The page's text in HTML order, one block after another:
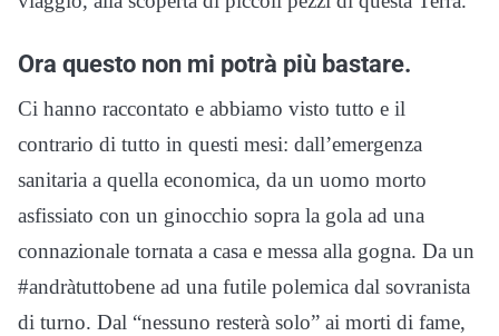
Ora questo non mi potrà più bastare.
Ci hanno raccontato e abbiamo visto tutto e il
contrario di tutto in questi mesi: dall’emergenza
sanitaria a quella economica, da un uomo morto
asfissiato con un ginocchio sopra la gola ad una
connazionale tornata a casa e messa alla gogna. Da un
#andràtuttobene ad una futile polemica dal sovranista
di turno. Dal “nessuno resterà solo” ai morti di fame,